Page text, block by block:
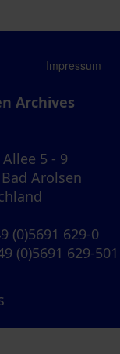
Impressum
Archives
5 - 9
Arolsen
(0)5691 629-0
(0)5691 629-501